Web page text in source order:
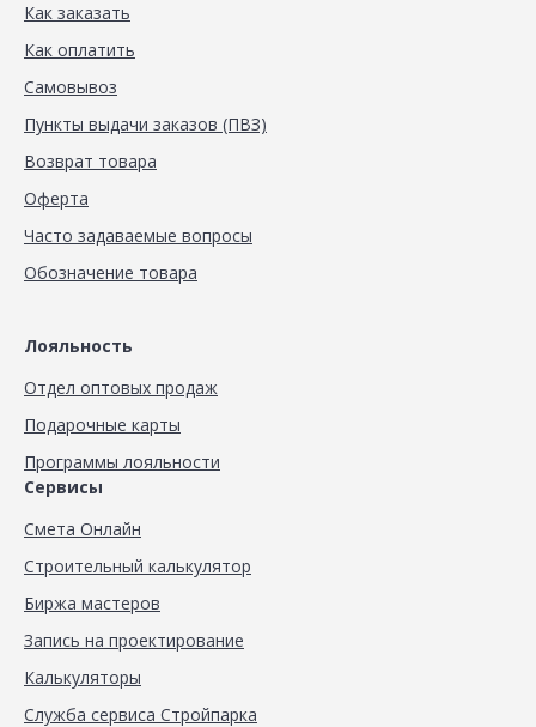
Как заказать
Как оплатить
Самовывоз
Пункты выдачи заказов (ПВЗ)
Возврат товара
Оферта
Часто задаваемые вопросы
Обозначение товара
Лояльность
Отдел оптовых продаж
Подарочные карты
Программы лояльности
Сервисы
Смета Онлайн
Строительный калькулятор
Биржа мастеров
Запись на проектирование
Калькуляторы
Служба сервиса Стройпарка